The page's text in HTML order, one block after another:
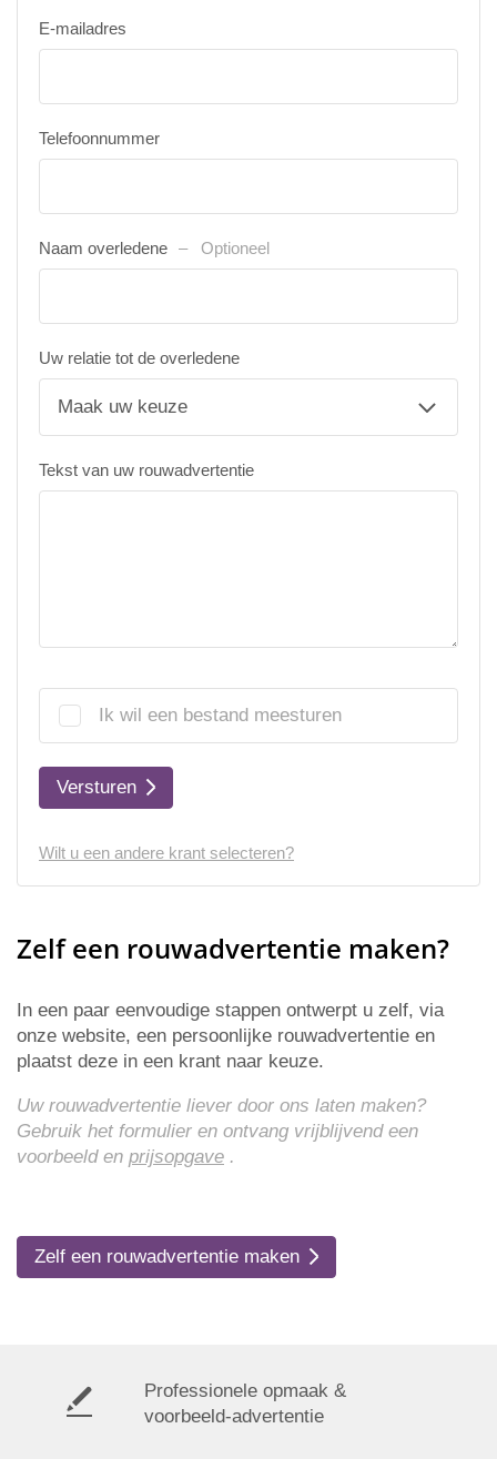
E-mailadres
Telefoonnummer
Naam overledene Optioneel
Uw relatie tot de overledene
Tekst van uw rouwadvertentie
Ik wil een bestand meesturen
Versturen
Wilt u een andere krant selecteren?
Zelf een rouwadvertentie maken?
In een paar eenvoudige stappen ontwerpt u zelf, via
onze website, een persoonlijke rouwadvertentie en
plaatst deze in een krant naar keuze.
Uw rouwadvertentie liever door ons laten maken?
Gebruik het formulier en ontvang vrijblijvend een
voorbeeld en prijsopgave .
Zelf een rouwadvertentie maken
Professionele opmaak &
voorbeeld-advertentie